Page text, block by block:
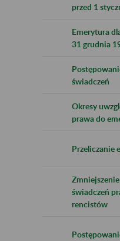
przed 1
Emerytura
31 grudnia
świadczeń
Okresy
prawa do
Przeliczanie
świadczeń
rencistów